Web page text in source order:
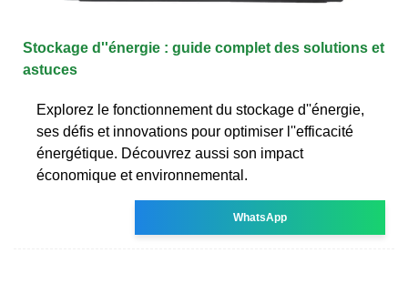
Stockage d''énergie : guide complet des solutions et
astuces
Explorez le fonctionnement du stockage d''énergie,
ses défis et innovations pour optimiser l''efficacité
énergétique. Découvrez aussi son impact
économique et environnemental.
WhatsApp